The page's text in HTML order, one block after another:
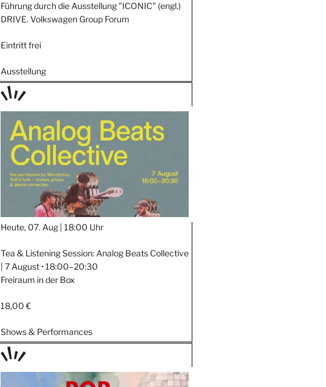
Führung durch die Ausstellung "ICONIC" (engl.)
DRIVE. Volkswagen Group Forum
Eintritt frei
Ausstellung
TAGE
STIPP
Heute, 07. Aug | 18:00 Uhr
Tea & Listening Session: Analog Beats Collective
| 7 August • 18:00–20:30
Freiraum in der Box
18,00 €
Shows & Performances
TAGE